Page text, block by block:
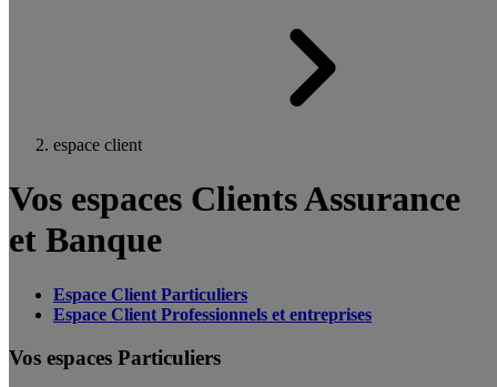
espace client
Vos espaces Clients Assurance
et Banque
Espace Client Particuliers
Espace Client Professionnels et entreprises
Vos espaces Particuliers